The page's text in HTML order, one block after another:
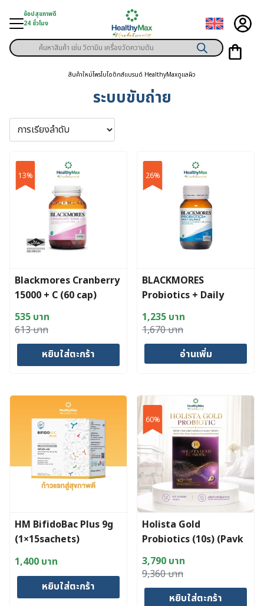
content
ช้อปสุขภาพดี
24 ชั่วโมง
มู่สินค้า
ษสมาชิก
สุขภาพ
Products
search
สินค้าใหม่โพรไบโอติกส์แบรนด์ HealthyMaxดูแลผิว
ระบบขับถ่าย
13%
Blackmores Cranberry
15000 + C (60 cap)
613บาท
Original
price
535 บาท
Current
price
หยิบใส่ตะกร้า
26%
BLACKMORES
Probiotics + Daily
Balance (30 Capsules)
1,670บาท
Original
price
1,235 บาท
Current
price
อ่านเพิ่ม
HM BifidoBac Plus 9g
(1×15sachets)
1,400 บาท
หยิบใส่ตะกร้า
60%
Holista Gold
Probiotics (10s) (Pavk
3)
9,360บาท
Original
price
3,790 บาท
Current
price
หยิบใส่ตะกร้า